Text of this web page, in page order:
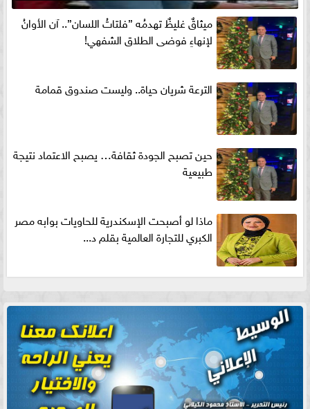
ميثاقٌ غليظٌ تهدمُه ”فلتاتُ اللسان”.. آن الأوانُ
لإنهاءِ فوضى الطلاق الشفهي!
الترعة شريان حياة.. وليست صندوق قمامة
حين تصبح الجودة ثقافة… يصبح الاعتماد نتيجة
طبيعية
ماذا لو أصبحت الإسكندرية للحاويات بوابه مصر
الكبري للتجارة العالمية بقلم د...